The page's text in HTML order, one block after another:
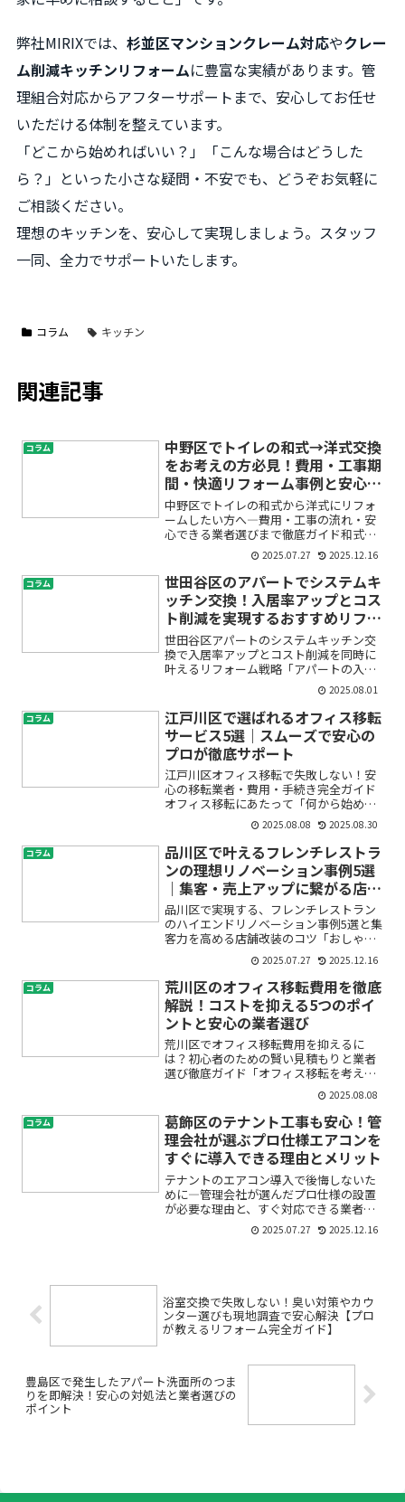
弊社MIRIXでは、 杉並区マンションクレーム対応やクレー
ム削減キッチンリフォームに豊富な実績があります。管
理組合対応からアフターサポートまで、安心してお任せ
いただける体制を整えています。
「どこから始めればいい？」「こんな場合はどうした
ら？」といった小さな疑問・不安でも、どうぞお気軽に
ご相談ください。
理想のキッチンを、安心して実現しましょう。スタッフ
一同、全力でサポートいたします。
コラム キッチン
関連記事
コラム
中野区でトイレの和式→洋式交換
をお考えの方必見！費用・工事期
間・快適リフォーム事例と安心ポ
イントまとめ
中野区でトイレの和式から洋式にリフォ
ームしたい方へ―費用・工事の流れ・安
心できる業者選びまで徹底ガイド和式ト
イレが使いにくい、足腰がつらい…そん
なお悩みをお持ちではありませんか？中
野区で「トイレの洋式交換」や「和式ト
イレ洋式化」を検討されて...
2025.07.27 2025.12.16
コラム
世田谷区のアパートでシステムキ
ッチン交換！入居率アップとコス
ト削減を実現するおすすめリフォ
ームプラン
世田谷区アパートのシステムキッチン交
換で入居率アップとコスト削減を同時に
叶えるリフォーム戦略「アパートの入居
率が伸び悩んでいる…」「キッチンが古
くて空室が多い」「リフォーム費用はな
るべく抑えたいけど、見た目も大事」。
そんなお悩みをお持ちのオ...
2025.08.01
コラム
江戸川区で選ばれるオフィス移転
サービス5選｜スムーズで安心の
プロが徹底サポート
江戸川区オフィス移転で失敗しない！安
心の移転業者・費用・手続き完全ガイド
オフィス移転にあたって「何から始めれ
ばいいの？」「手続きや費用が心配…」
「江戸川区で信頼できるオフィス移転サ
ービスは？」と不安に思っていません
か？この記事では、江戸川区...
2025.08.08 2025.08.30
コラム
品川区で叶えるフレンチレストラ
ンの理想リノベーション事例5選
｜集客・売上アップに繋がる店舗
改装の秘訣
品川区で実現する、フレンチレストラン
のハイエンドリノベーション事例5選と集
客力を高める店舗改装のコツ「おしゃれ
で高級感のあるフレンチレストランを開
業・リニューアルしたい」「品川区で飲
食店の集客をアップさせる内装やリノベ
ーションのポイントが知...
2025.07.27 2025.12.16
コラム
荒川区のオフィス移転費用を徹底
解説！コストを抑える5つのポイ
ントと安心の業者選び
荒川区でオフィス移転費用を抑えるに
は？初心者のための賢い見積もりと業者
選び徹底ガイド「オフィス移転を考えて
いるけど、荒川区のオフィス移転費用っ
てどれくらいかかるんだろう？」「そも
そも何を基準に業者を選べばいいの？」
——そんな不安や疑問を抱え...
2025.08.08
コラム
葛飾区のテナント工事も安心！管
理会社が選ぶプロ仕様エアコンを
すぐに導入できる理由とメリット
テナントのエアコン導入で後悔しないた
めに―管理会社が選んだプロ仕様の設置
が必要な理由と、すぐ対応できる業者の
見極め方「テナントにエアコンを新設・
交換したいけれど、どこに頼めばいいの
2025.07.27 2025.12.16
浴室交換で失敗しない！臭い対策やカウ
ンター選びも現地調査で安心解決【プロ
が教えるリフォーム完全ガイド】
豊島区で発生したアパート洗面所のつま
りを即解決！安心の対処法と業者選びの
ポイント